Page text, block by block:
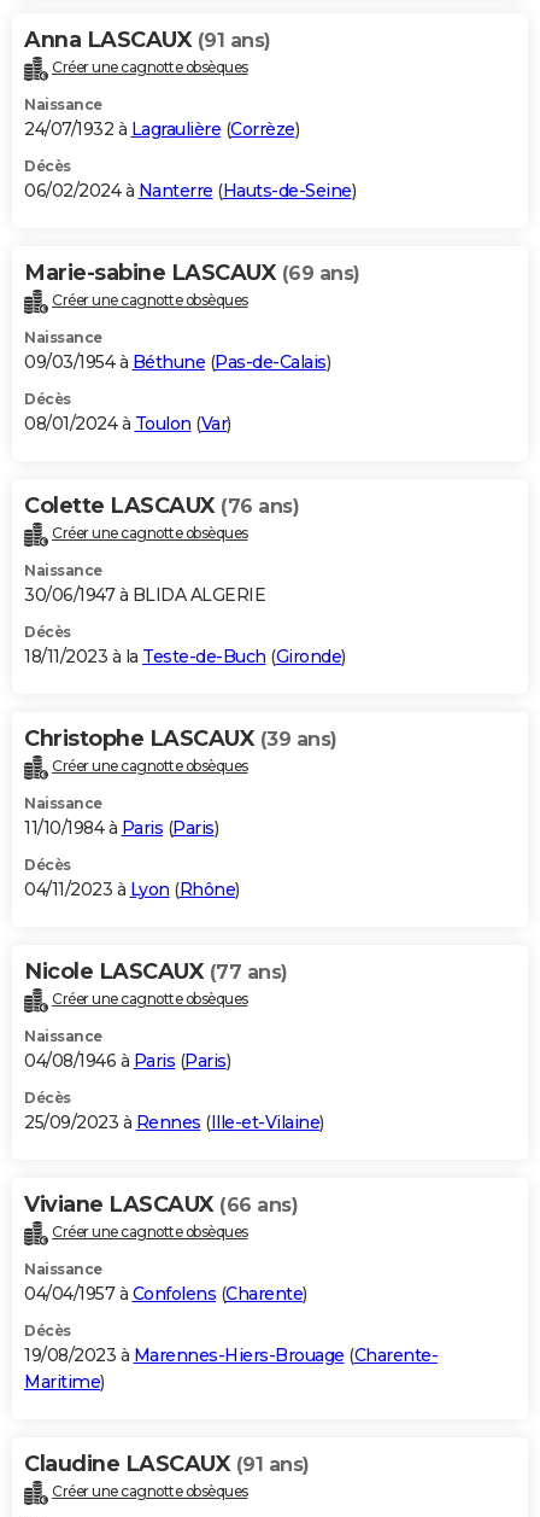
Anna LASCAUX (91 ans)
Créer une cagnotte obsèques
Naissance
24/07/1932 à Lagraulière (Corrèze)
Décès
06/02/2024 à Nanterre (Hauts-de-Seine)
Marie-sabine LASCAUX (69 ans)
Créer une cagnotte obsèques
Naissance
09/03/1954 à Béthune (Pas-de-Calais)
Décès
08/01/2024 à Toulon (Var)
Colette LASCAUX (76 ans)
Créer une cagnotte obsèques
Naissance
30/06/1947 à BLIDA ALGERIE
Décès
18/11/2023 à la Teste-de-Buch (Gironde)
Christophe LASCAUX (39 ans)
Créer une cagnotte obsèques
Naissance
11/10/1984 à Paris (Paris)
Décès
04/11/2023 à Lyon (Rhône)
Nicole LASCAUX (77 ans)
Créer une cagnotte obsèques
Naissance
04/08/1946 à Paris (Paris)
Décès
25/09/2023 à Rennes (Ille-et-Vilaine)
Viviane LASCAUX (66 ans)
Créer une cagnotte obsèques
Naissance
04/04/1957 à Confolens (Charente)
Décès
19/08/2023 à Marennes-Hiers-Brouage (Charente-
Maritime)
Claudine LASCAUX (91 ans)
Créer une cagnotte obsèques